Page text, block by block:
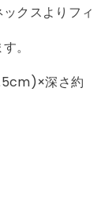
クスよりフィ
。
深さ約